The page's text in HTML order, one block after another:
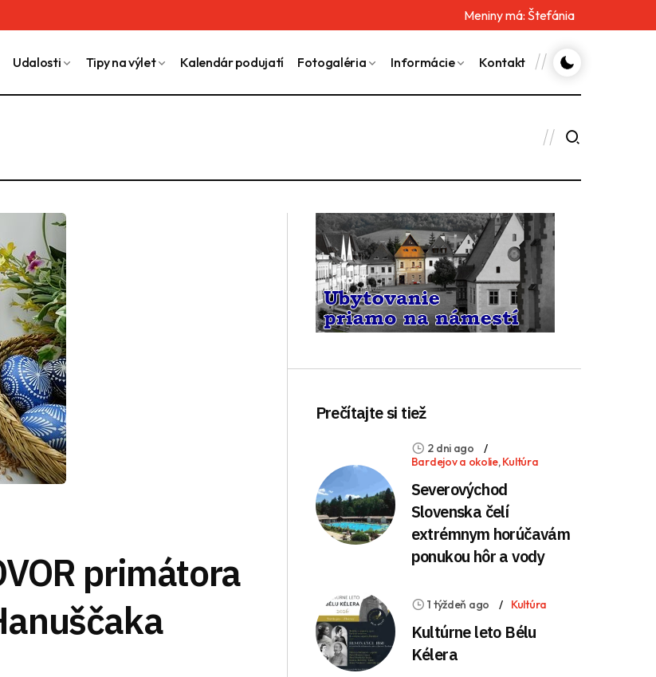
Meniny má: Štefánia
Udalosti Tipy na výlet Kalendár podujatí Fotogaléria Informácie Kontakt
primátora
Prečítajte si tiež
2 dni ago
Bardejov a okolie,Kultúra
Severovýchod
Slovenska čelí
extrémnym horúčavám
ponukou hôr a vody
1 týždeň ago Kultúra
Kultúrne leto Bélu
Kélera